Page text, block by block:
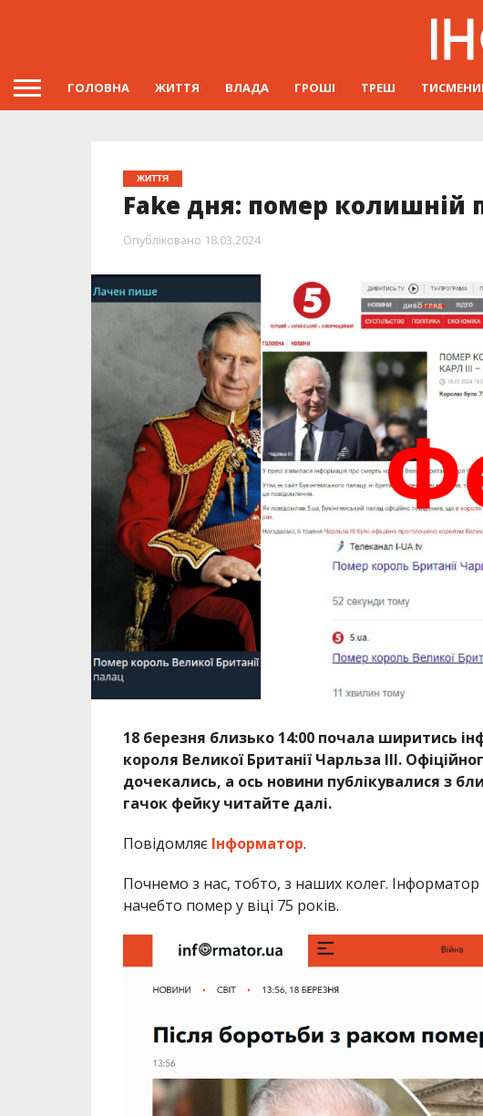
ГОЛОВНА ЖИТТЯ ВЛАДА ГРОШІ ТРЕШ
ЖИТТЯ
Fake дня: помер колишній
Опубліковано 18.03.2024
18 березня близько 14:00 почала ширитись
короля Великої Британії Чарльза III.
дочекались, а ось новини публікувалися з
гачок фейку читайте далі.
Повідомляє Інформатор.
Почнемо з нас, тобто, з наших колег.
начебто помер у віці 75 років.